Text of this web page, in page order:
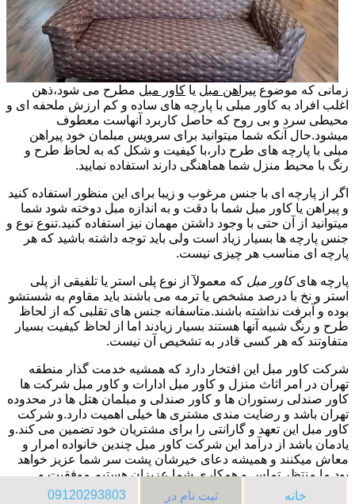
زمانی که موضوع پیراهن مبل یا کاور مبل مطرح می شود،ذهن
اغلب افراد به کاور مبلی با پارچه های ساده و کم ارزش ملحفه ای و
محیطی سرد و بی روح که حاصل کاربرد آنهاست معطوف
میشود.حال آنکه شما میتوانید برای سرویس مبلمان خود پیراهن
مبلی با پارچه های طرح دار،با کیفیت و شکل که به لحاظ طرح و
رنگ با محیط منزل شما هماهنگی دارند استفاده نمایید.
اگر از پارچه ای با جنس مرغوب و زیبا برای این منظور استفاده کنید
و پیراهن یا کاور مبل شما با دقت و به اندازه مبل دوخته شود شما
میتوانید از آن حتی با وجود داشتن مهمان نیز استفاده کنید.تنوع نوع و
جنس پارچه ها بسیار زیاد است ولی باید توجه داشته باشید که هر
پارچه ای مناسب هر چیزی نیست.
پارچه هایکاور مبل که معمولآ از نوع پلی استر یا تلفیقی از پلی
استر و نخ با درصد مشخص یا ترمه می باشند باید مقاوم به شستشو
بوده و آبرفت نداشته باشند.متاسفانه جنس های تقلبی که از لحاظ
طرح و رنگ شبیه آنها هستند بسیار زیادند اما از لحاظ کیفیت بسیار
متفاوتند که هر کسی قادر به تشخیص آن نیست.
شرکت کاور مبل این افتخار دارد که همشیه خدمت گذار منطقه
تهران در امر اثاث منزل و کاور مبل ادارات و کاور مبل شرکت ها
کاور صندلی رستوران ها و کاور صندلی و مبلمان هتل ها در محدوده
تهران باشد و رضایت مندی مشتری ها خیلی اهمیت دارد.و شرکت
کاور مبل این تعهد و گارانتی را برای مشتریان خود تضمین می کند.و
یادمان باشد از درآمد این شرکت کاور مبل چندین خانواده امرار و
معاش میکنند و همیشه دعای خیرشان پشت سر شما عزیز خواهد
بود.ما منتظر تماس و همکاری شما عزیزان هستیم.موفقیت و
پیروزی شما آرزوی کاور مبل میباشد.به امید دیدار.
خانه ثبت نام در 09120293803